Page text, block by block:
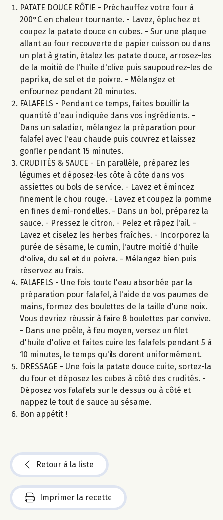
PATATE DOUCE RÔTIE - Préchauffez votre four à
200°C en chaleur tournante. - Lavez, épluchez et
coupez la patate douce en cubes. - Sur une plaque
allant au four recouverte de papier cuisson ou dans
un plat à gratin, étalez les patate douce, arrosez-les
de la moitié de l'huile d'olive puis saupoudrez-les de
paprika, de sel et de poivre. - Mélangez et
enfournez pendant 20 minutes.
FALAFELS - Pendant ce temps, faites bouillir la
quantité d'eau indiquée dans vos ingrédients. -
Dans un saladier, mélangez la préparation pour
falafel avec l'eau chaude puis couvrez et laissez
gonfler pendant 15 minutes.
CRUDITÉS & SAUCE - En parallèle, préparez les
légumes et déposez-les côte à côte dans vos
assiettes ou bols de service. - Lavez et émincez
finement le chou rouge. - Lavez et coupez la pomme
en fines demi-rondelles. - Dans un bol, préparez la
sauce. - Pressez le citron. - Pelez et râpez l'ail. -
Lavez et ciselez les herbes fraîches. - Incorporez la
purée de sésame, le cumin, l'autre moitié d'huile
d'olive, du sel et du poivre. - Mélangez bien puis
réservez au frais.
FALAFELS - Une fois toute l'eau absorbée par la
préparation pour falafel, à l'aide de vos paumes de
mains, formez des boulettes de la taille d'une noix.
Vous devriez réussir à faire 8 boulettes par convive.
- Dans une poêle, à feu moyen, versez un filet
d'huile d'olive et faites cuire les falafels pendant 5 à
10 minutes, le temps qu'ils dorent uniformément.
DRESSAGE - Une fois la patate douce cuite, sortez-la
du four et déposez les cubes à côté des crudités. -
Déposez vos falafels sur le dessus ou à côté et
nappez le tout de sauce au sésame.
Bon appétit !
Retour à la liste
Imprimer la recette